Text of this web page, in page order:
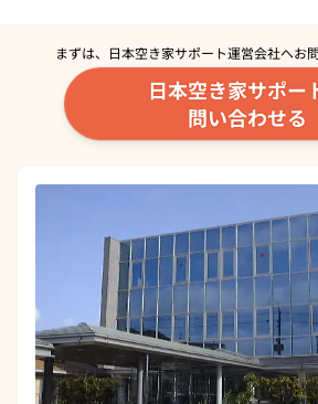
まずは、日本空き家サポート運営会社へお
日本空き家サポー
問い合わせる